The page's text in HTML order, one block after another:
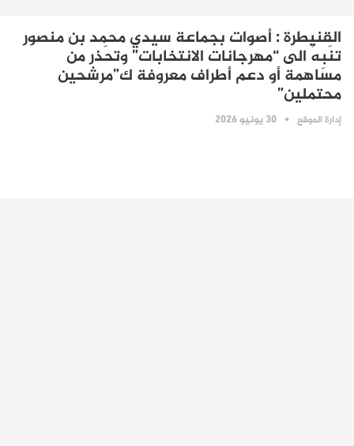
القنيطرة : أصوات بجماعة سيدي محمد بن منصور
تنَبِهُ الى “مهرجانات الانتخابات” وتحَذر من
مساهمة أو دعم أطراف معروفة ك”مرشحين
محتملين”
إدارة الموقع 30 يونيو 2026